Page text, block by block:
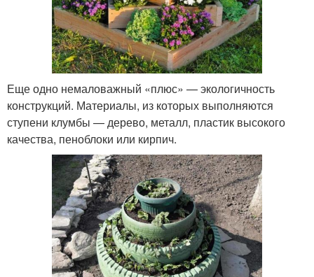
Еще одно немаловажный «плюс» — экологичность
конструкций. Материалы, из которых выполняются
ступени клумбы — дерево, металл, пластик высокого
качества, пеноблоки или кирпич.